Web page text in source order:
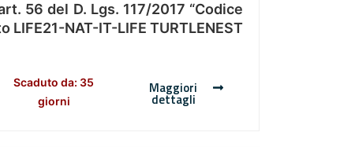
56 del D. Lgs. 117/2017 “Codice
NAT-IT-LIFE TURTLENEST
Scaduto da: 35
giorni
Maggiori
dettagli